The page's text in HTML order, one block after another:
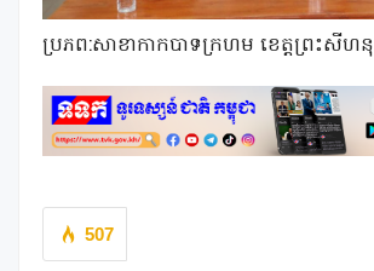
ប្រភព:សាខាកាកបាទក្រហម ខេត្តព្រះសីហនុ
507